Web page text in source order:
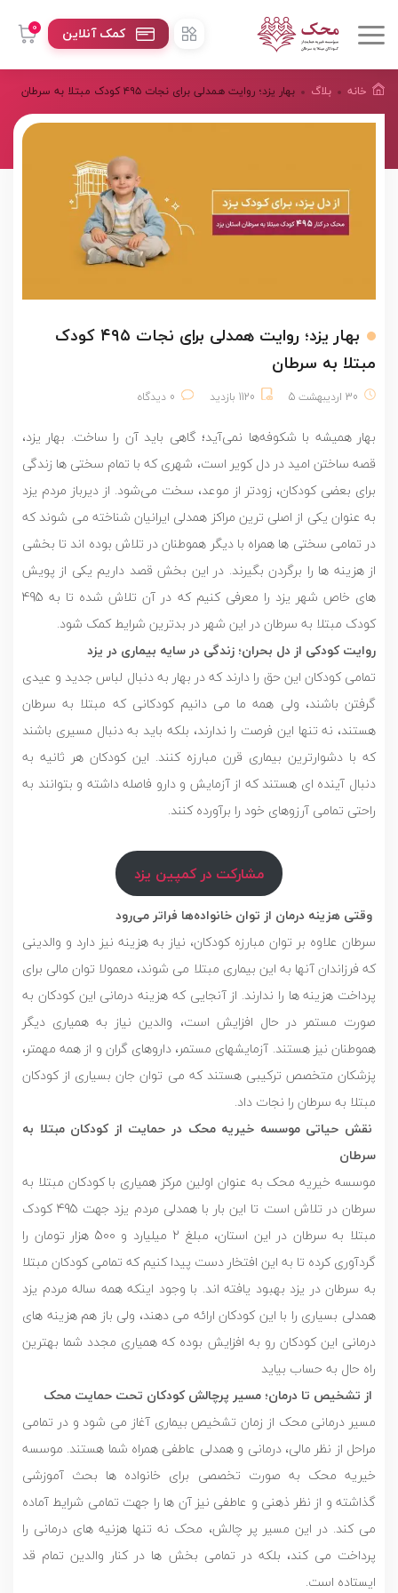
0 کمک آنلاین
خانه بلاگ بهار یزد؛ روایت همدلی برای نجات ۴۹۵ کودک مبتلا به سرطان
بهار یزد؛ روایت همدلی برای نجات ۴۹۵ کودک
مبتلا به سرطان
30 اردیبهشت 5 1120 بازدید 0 دیدگاه
بهار همیشه با شکوفه‌ها نمی‌آید؛ گاهی باید آن را ساخت. بهار یزد،
قصه ساختن امید در دل کویر است، شهری که با تمام سختی ها زندگی
برای بعضی کودکان، زودتر از موعد، سخت می‌شود. از دیرباز مردم یزد
به عنوان یکی از اصلی ترین مراکز همدلی ایرانیان شناخته می شوند که
در تمامی سختی ها همراه با دیگر هموطنان در تلاش بوده اند تا بخشی
از هزینه ها را برگردن بگیرند. در این بخش قصد داریم یکی از پویش
های خاص شهر یزد را معرفی کنیم که در آن تلاش شده تا به 495
کودک مبتلا به سرطان در این شهر در بدترین شرایط کمک شود.
روایت کودکی از دل بحران؛ زندگی در سایه بیماری در یزد
تمامی کودکان این حق را دارند که در بهار به دنبال لباس جدید و عیدی
گرفتن باشند، ولی همه ما می دانیم کودکانی که مبتلا به سرطان
هستند، نه تنها این فرصت را ندارند، بلکه باید به دنبال مسیری باشند
که با دشوارترین بیماری قرن مبارزه کنند. این کودکان هر ثانیه به
دنبال آینده ای هستند که از آزمایش و دارو فاصله داشته و بتوانند به
راحتی تمامی آرزوهای خود را برآورده کنند.
مشارکت در کمپین یزد
وقتی هزینه درمان از توان خانواده‌ها فراتر می‌رود
سرطان علاوه بر توان مبارزه کودکان، نیاز به هزینه نیز دارد و والدینی
که فرزاندان آنها به این بیماری مبتلا می شوند، معمولا توان مالی برای
پرداخت هزینه ها را ندارند. از آنجایی که هزینه درمانی این کودکان به
صورت مستمر در حال افزایش است، والدین نیاز به همیاری دیگر
هموطنان نیز هستند. آزمایشهای مستمر، داروهای گران و از همه مهمتر،
پزشکان متخصص ترکیبی هستند که می توان جان بسیاری از کودکان
مبتلا به سرطان را نجات داد.
نقش حیاتی موسسه خیریه محک در حمایت از کودکان مبتلا به
سرطان
موسسه خیریه محک به عنوان اولین مرکز همیاری با کودکان مبتلا به
سرطان در تلاش است تا این بار با همدلی مردم یزد جهت 495 کودک
مبتلا به سرطان در این استان، مبلغ 2 میلیارد و 500 هزار تومان را
گردآوری کرده تا به این افتخار دست پیدا کنیم که تمامی کودکان مبتلا
به سرطان در یزد بهبود یافته اند. با وجود اینکه همه ساله مردم یزد
همدلی بسیاری را با این کودکان ارائه می دهند، ولی باز هم هزینه های
درمانی این کودکان رو به افزایش بوده که همیاری مجدد شما بهترین
راه حال به حساب بیاید
از تشخیص تا درمان؛ مسیر پرچالش کودکان تحت حمایت محک
مسیر درمانی محک از زمان تشخیص بیماری آغاز می شود و در تمامی
مراحل از نظر مالی، درمانی و همدلی عاطفی همراه شما هستند. موسسه
خیریه محک به صورت تخصصی برای خانواده ها بحث آموزشی
گذاشته و از نظر ذهنی و عاطفی نیز آن ها را جهت تمامی شرایط آماده
می کند. در این مسیر پر چالش، محک نه تنها هزنیه های درمانی را
پرداخت می کند، بلکه در تمامی بخش ها در کنار والدین تمام قد
ایستاده است.